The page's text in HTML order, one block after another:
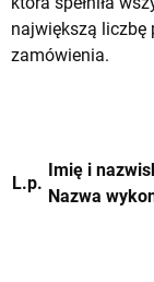
największą liczbę
zamówienia.
L.p.
Imię i
Nazwa